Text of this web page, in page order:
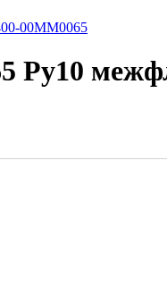
00MM0065
Ру10